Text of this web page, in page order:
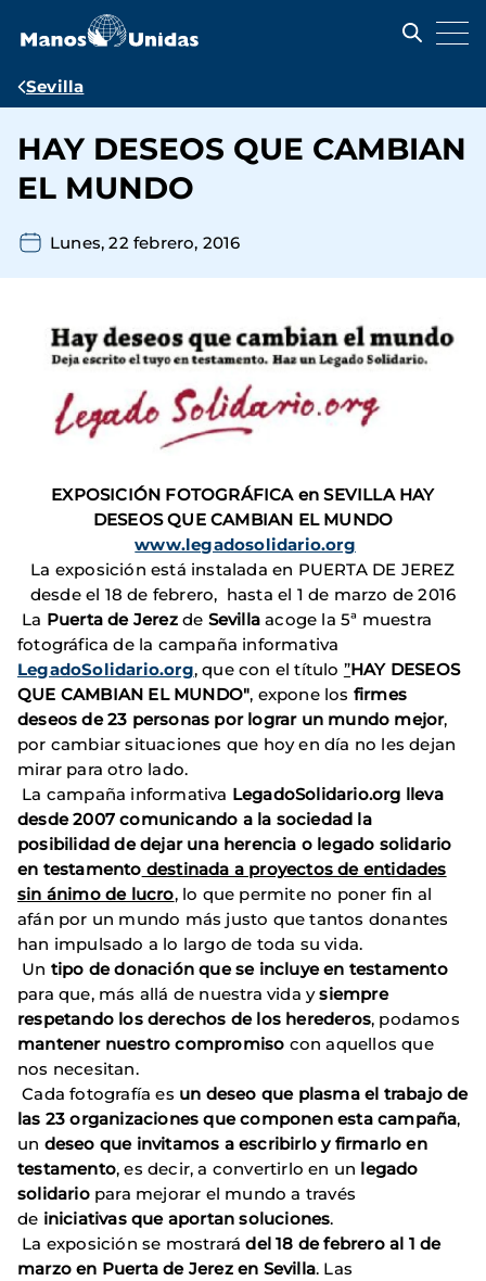
contenido
Ruta
navegación
Sevilla
HAY DESEOS QUE CAMBIAN
EL MUNDO
Lunes, 22 febrero, 2016
EXPOSICIÓN FOTOGRÁFICA en SEVILLA HAY
DESEOS QUE CAMBIAN EL MUNDO
www.legadosolidario.org
La exposición está instalada en PUERTA DE JEREZ
desde el 18 de febrero, hasta el 1 de marzo de 2016
La Puerta de Jerezde Sevilla acoge la 5ª muestra
fotográfica de la campaña informativa
LegadoSolidario.org, que con el título ”HAY DESEOS
QUE CAMBIAN EL MUNDO", expone los firmes
deseos de 23 personas por lograr un mundo mejor,
por cambiar situaciones que hoy en día no les dejan
mirar para otro lado.
La campaña informativa LegadoSolidario.org lleva
desde 2007 comunicando a la sociedad la
posibilidad de dejar una herencia o legado solidario
en testamento destinada a proyectos de entidades
sin ánimo de lucro, lo que permite no poner fin al
afán por un mundo más justo que tantos donantes
han impulsado a lo largo de toda su vida.
Un tipo de donación que se incluye en testamento
para que, más allá de nuestra vida ysiempre
respetando los derechos de los herederos, podamos
mantener nuestro compromiso con aquellos que
nos necesitan.
Cada fotografía es un deseo que plasma el trabajo de
las 23 organizaciones que componen esta campaña,
un deseo que invitamos a escribirlo y firmarlo en
testamento, es decir, a convertirlo en un legado
solidario para mejorar el mundo a través
de iniciativas que aportan soluciones.
La exposición se mostrarádel 18 de febrero al 1 de
marzo en Puerta de Jerez en Sevilla. Las